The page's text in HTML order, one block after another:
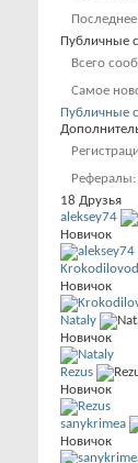
Публичные
Всего
Самое
Публичные
Рефералы
18 Друзья
aleksey74
Новичок
Krokodilovod
Новичок
Nataly
Новичок
Rezus
Новичок
sanykrimea
Новичок